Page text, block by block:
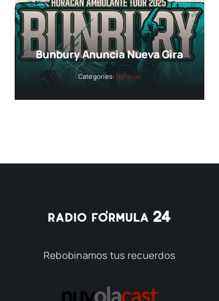
Bunbury Anuncia Nueva Gira
Categories: Noticias
Rebobinamos tus recuerdos